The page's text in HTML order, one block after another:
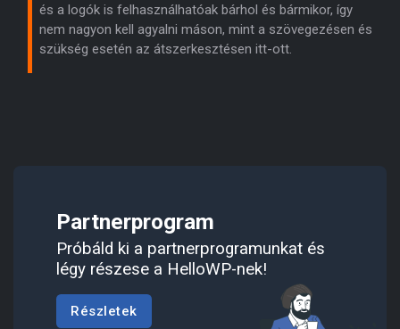
és a logók is felhasználhatóak bárhol és bármikor, így
nem nagyon kell agyalni máson, mint a szövegezésen és
szükség esetén az átszerkesztésen itt-ott.
Partnerprogram
Próbáld ki a partnerprogramunkat és
légy részese a HelloWP-nek!
Részletek